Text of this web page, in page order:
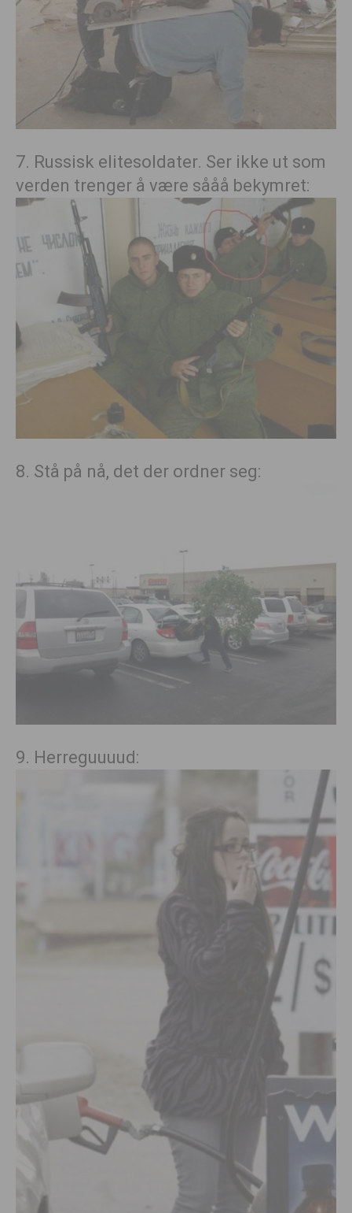
7. Russisk elitesoldater. Ser ikke ut som
verden trenger å være sååå bekymret:
8. Stå på nå, det der ordner seg:
9. Herreguuuud: